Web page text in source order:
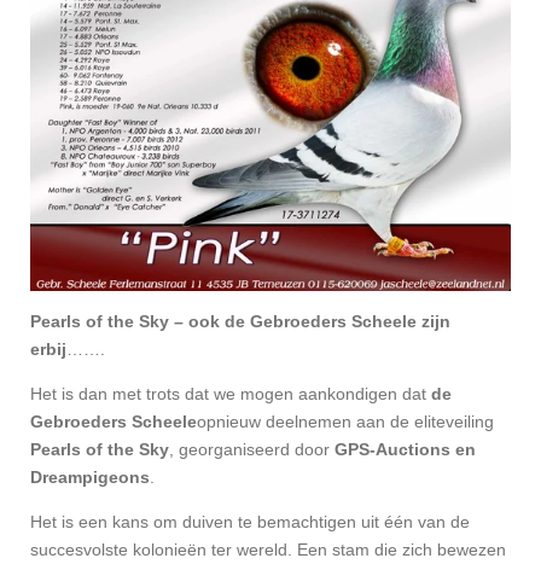
Pearls of the Sky – ook de Gebroeders Scheele zijn
erbij
Het is dan met trots dat we mogen aankondigen dat de
Gebroeders Scheeleopnieuw deelnemen aan de eliteveiling
Pearls of the Sky , georganiseerd door GPS-Auctions en
Dreampigeons
Het is een kans om duiven te bemachtigen uit één van de
succesvolste kolonieën ter wereld. Een stam die zich bewezen